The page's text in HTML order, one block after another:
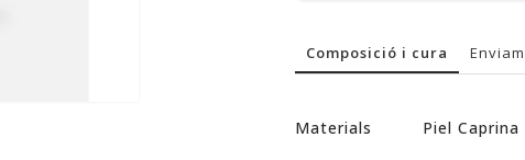
Composició i cura
Materials Piel Caprina